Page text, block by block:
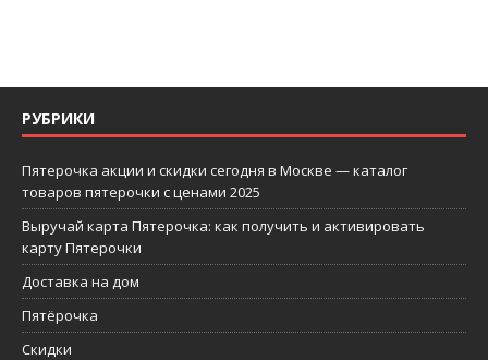
РУБРИКИ
Пятерочка акции и скидки сегодня в Москве — каталог
товаров пятерочки с ценами 2025
Выручай карта Пятерочка: как получить и активировать
карту Пятерочки
Доставка на дом
Пятёрочка
Скидки